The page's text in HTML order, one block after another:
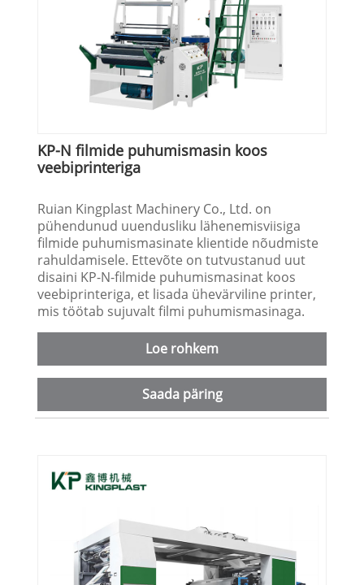
KP-N filmide puhumismasin koos
veebiprinteriga
Ruian Kingplast Machinery Co., Ltd. on
pühendunud uuendusliku lähenemisviisiga
filmide puhumismasinate klientide nõudmiste
rahuldamisele. Ettevõte on tutvustanud uut
disaini KP-N-filmide puhumismasinat koos
veebiprinteriga, et lisada ühevärviline printer,
mis töötab sujuvalt filmi puhumismasinaga.
Loe rohkem
Saada päring